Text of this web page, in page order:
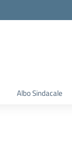
Albo Sindacale